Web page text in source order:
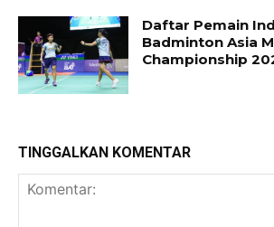
Daftar Pemain
Badminton Asia
Championship
TINGGALKAN KOMENTAR